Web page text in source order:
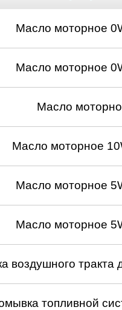
Масло моторное
Масло моторное
Масло
Масло моторное
Масло моторное
Масло моторное
воздушного тракта
топливной